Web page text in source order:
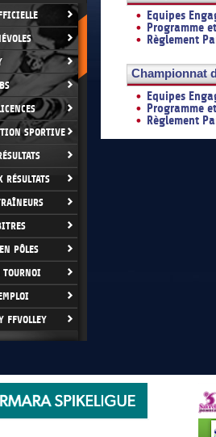
SPORTIVE
RÉSULTATS
PÔLES
TOURNOI
FFVOLLEY
Equipes
Programme
Règlement
Championnat
Equipes
Programme
Règlement